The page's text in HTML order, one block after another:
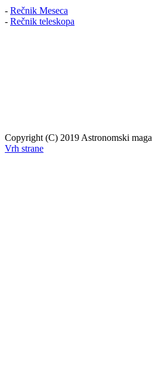
- Rečnik Meseca
- Rečnik teleskopa
Copyright (C) 2019 Astronomski
Vrh strane